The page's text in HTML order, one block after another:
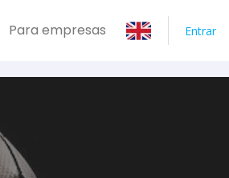
Para empresas Entrar